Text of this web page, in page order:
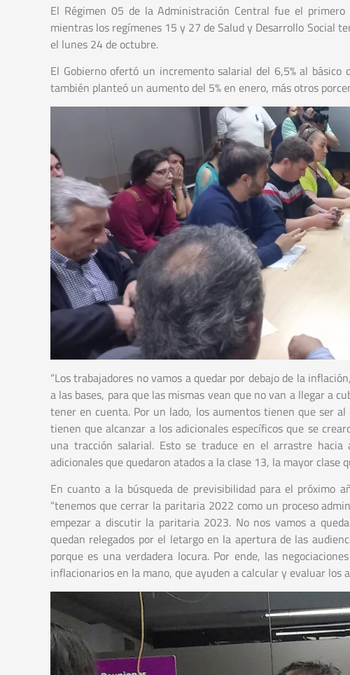
El Régimen 05 de la Administración Central fue el
mientras los regímenes 15 y 27 de Salud y Desarrollo Social
el lunes 24 de octubre.
El Gobierno ofertó un incremento salarial del 6,5% al
también planteó un aumento del 5% en enero, más otros
“Los trabajadores no vamos a quedar por debajo de la
a las bases, para que las mismas vean que no van a llegar a
tener en cuenta. Por un lado, los aumentos tienen que ser
tienen que alcanzar a los adicionales específicos que se
una tracción salarial. Esto se traduce en el arrastre
adicionales que quedaron atados a la clase 13, la mayor clase
En cuanto a la búsqueda de previsibilidad para el próximo
“tenemos que cerrar la paritaria 2022 como un proceso
empezar a discutir la paritaria 2023. No nos vamos a
quedan relegados por el letargo en la apertura de las
porque es una verdadera locura. Por ende, las
inflacionarios en la mano, que ayuden a calcular y evaluar los